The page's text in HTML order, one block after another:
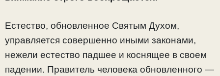
Естество, обновленное Святым Духом,
управляется совершенно иными законами,
нежели естество падшее и коснящее в своем
падении. Правитель человека обновленного —